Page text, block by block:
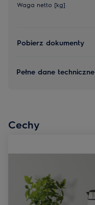
Waga netto [kg]
Pobierz dokumenty
Pełne dane techniczne
Cechy